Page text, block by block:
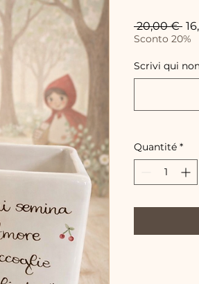
20,00 €
Sconto 20%
Scrivi qui
Quantité *